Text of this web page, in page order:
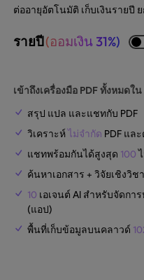
ต่ออายุอัตโนมัติ เก็บเงินรายปี ย
รายปี(ออมเงิน 31%)
เข้าถึงเครื่องมือ PDF ทั้งหมดใ
สรุป แปล และแชทกับ PDF
วิเคราะห์ไม่จำกัด PDF แล
แชทพร้อมกันได้สูงสุด 100
ค้นหาเอกสาร + วิจัยเชิงวิช
10 เอเจนต์ AI สำหรับจัดก
(แอป)
พื้นที่เก็บข้อมูลบนคลาวด์